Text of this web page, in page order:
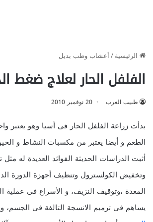
الرئيسية/أعشاب وطب بديل
الفلفل الحار لعلاج ضغط
طبيب العرب 20 نوفمبر 2010
بدأت زراعة الفلفل الحار فى أسيا وهو يعتبر
الطعم و أيضا يعتبر من مكسبات النشاط و
أثبت الدراسات الحديثة الفوائد العديدة له
وتخفيض الكولسترول وتنظيف أجهزة الدورة
المعدة ،وتوقيف النزيف، و الأسراع فى عملية
يساهم فى ترميم الانسجة التالفة فى الجسم،